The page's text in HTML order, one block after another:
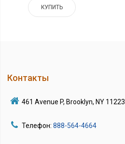
КУПИТЬ
Контакты
461 Avenue P, Brooklyn, NY 11223
Телефон: 888-564-4664